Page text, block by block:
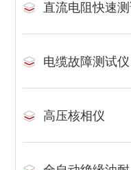
直流电阻快速
电缆故障测试仪
高压核相仪